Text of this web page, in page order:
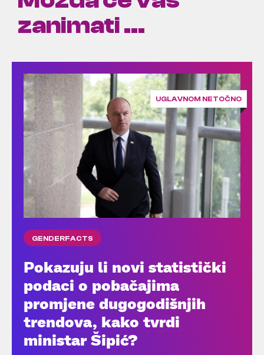
zanimati ...
UGLAVNOM NETOČNO
GENDERFACTS
Pokazuju li novi statistički
podaci o pobačajima
promjene dugogodišnjih
trendova, kako tvrdi
ministar Šipić?